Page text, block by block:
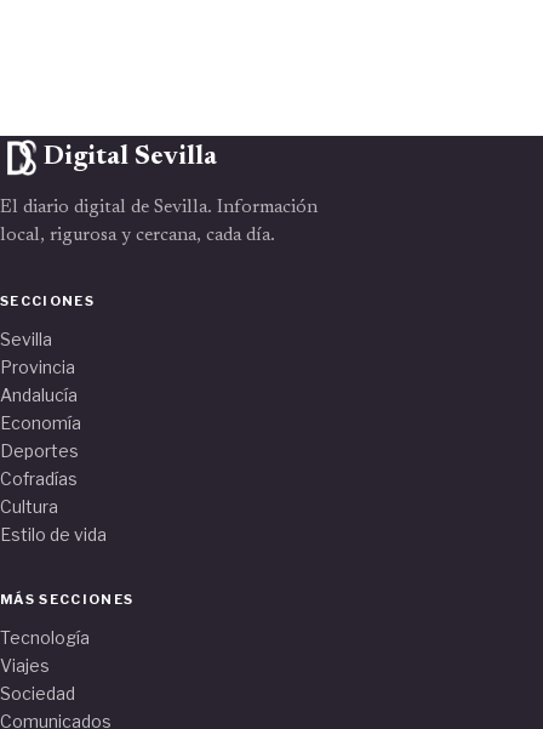
Digital Sevilla
El diario digital de Sevilla. Información
local, rigurosa y cercana, cada día.
SECCIONES
Sevilla
Provincia
Andalucía
Economía
Deportes
Cofradías
Cultura
Estilo de vida
MÁS SECCIONES
Tecnología
Viajes
Sociedad
Comunicados